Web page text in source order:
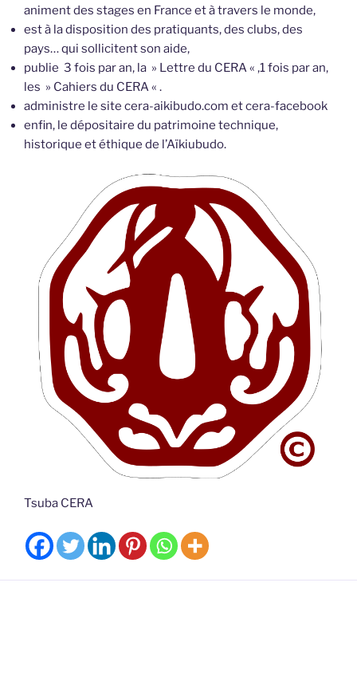
animent des stages en France et à travers le monde,
est à la disposition des pratiquants, des clubs, des
pays… qui sollicitent son aide,
publie 3 fois par an, la » Lettre du CERA « ,1 fois par an,
les » Cahiers du CERA « .
administre le site cera-aikibudo.com et cera-facebook
enfin, le dépositaire du patrimoine technique,
historique et éthique de l’Aïkiubudo.
Tsuba CERA